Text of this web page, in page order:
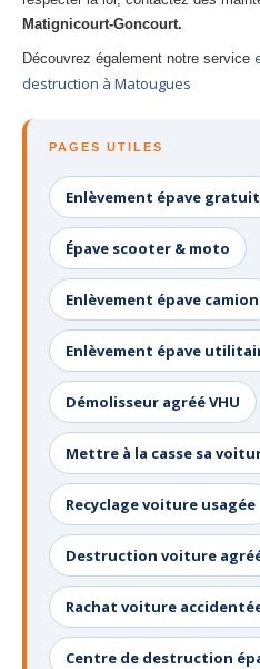
Matignicourt-Goncourt.
Découvrez également notre service
destruction à Matougues
PAGES UTILES
Enlèvement épave gratuit
Épave scooter & moto
Enlèvement épave camion
Enlèvement épave
Démolisseur agréé VHU
Mettre à la casse sa
Recyclage voiture usagée
Destruction voiture
Rachat voiture
Centre de destruction